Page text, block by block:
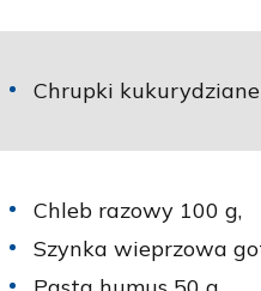
Chrupki
Chleb razowy 100 g,
Szynka wieprzowa